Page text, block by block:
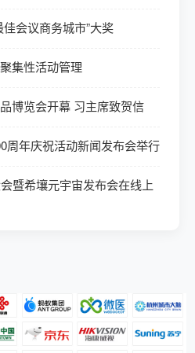
会议商务城市”大奖
集性活动管理
博览会开幕 习主席致贺信
周年庆祝活动新闻发布会举行
暨希壤元宇宙发布会在线上